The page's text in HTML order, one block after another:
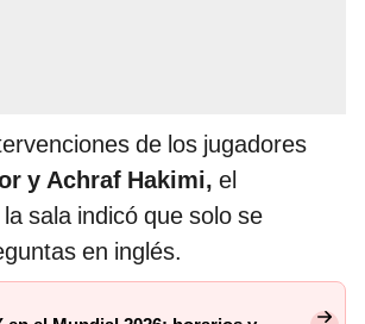
de los jugadores
y Achraf Hakimi, el
sala indicó que solo se
en inglés.